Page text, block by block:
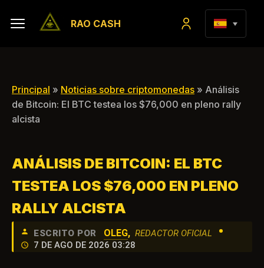
RAO CASH
Principal » Noticias sobre criptomonedas » Análisis
de Bitcoin: El BTC testea los $76,000 en pleno rally
alcista
ANÁLISIS DE BITCOIN: EL BTC
TESTEA LOS $76,000 EN PLENO
RALLY ALCISTA
ESCRITO POR OLEG, REDACTOR OFICIAL •
7 DE AGO DE 2026 03:28